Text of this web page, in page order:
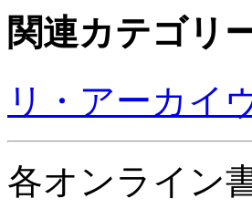
関連カテゴリ
リ・アーカイ
各オンライン